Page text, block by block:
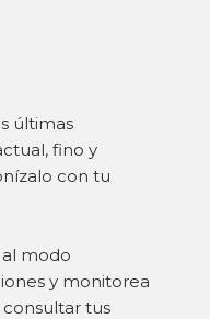
últimas
fino y
con tu
al modo
y monitorea
consultar tus